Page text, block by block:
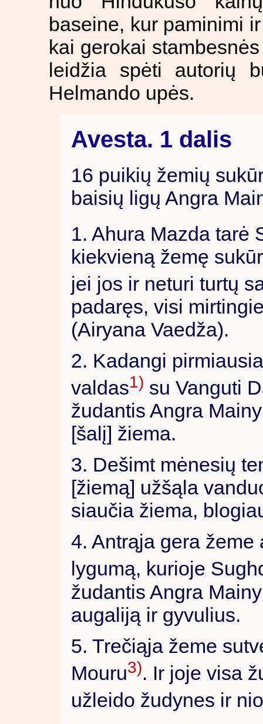
baseine, kur paminimi
kai gerokai
leidžia spėti autorių
Helmando upės.
Avesta. 1 dalis
16 puikių žemių
baisių ligų Angra
1. Ahura Mazda tarė
kiekvieną žemę
jei jos ir neturi turtų
padaręs, visi
(Airyana Vaedža).
2. Kadangi
valdas1) su Vanguti
žudantis Angra
[šalį] žiema.
3. Dešimt mėnesių
[žiemą] užšąla
siaučia žiema,
4. Antrąja gera žeme
lygumą, kurioje
žudantis Angra
augaliją ir gyvulius.
5. Trečiąja žeme
Mouru3). Ir joje visa
užleido žudynes ir